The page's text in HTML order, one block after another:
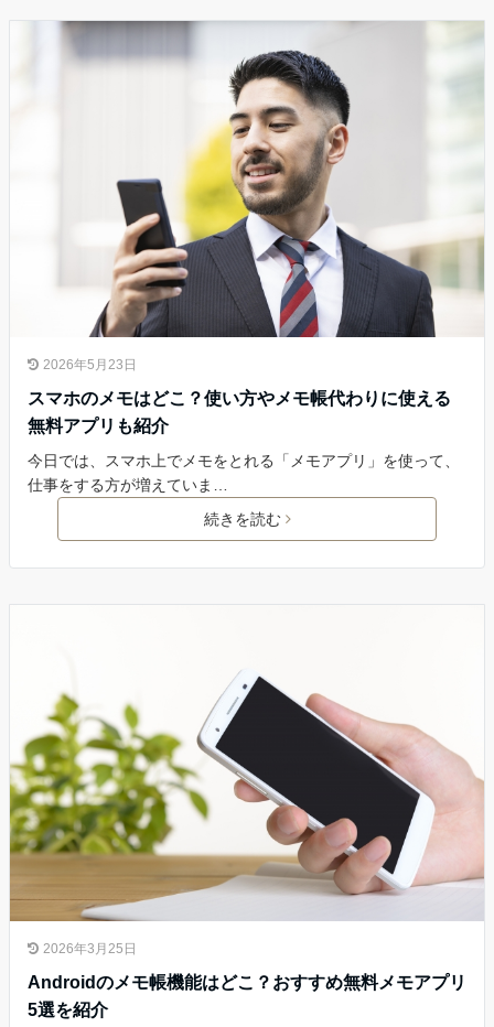
2026年5月23日
スマホのメモはどこ？使い方やメモ帳代わりに使える
無料アプリも紹介
今日では、スマホ上でメモをとれる「メモアプリ」を使って、
仕事をする方が増えていま…
続きを読む
2026年3月25日
Androidのメモ帳機能はどこ？おすすめ無料メモアプリ
5選を紹介